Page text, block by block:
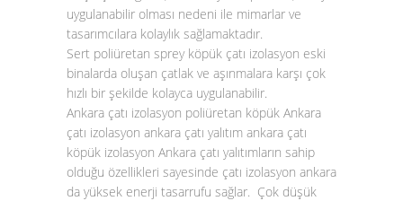
uygulanabilir olması nedeni ile mimarlar ve
tasarımcılara kolaylık sağlamaktadır.
Sert poliüretan sprey köpük çatı izolasyon eski
binalarda oluşan çatlak ve aşınmalara karşı çok
hızlı bir şekilde kolayca uygulanabilir.
Ankara çatı izolasyon poliüretan köpük Ankara
çatı izolasyon ankara çatı yalıtım ankara çatı
köpük izolasyon Ankara çatı yalıtımların sahip
olduğu özellikleri sayesinde çatı izolasyon ankara
da yüksek enerji tasarrufu sağlar. Çok düşük